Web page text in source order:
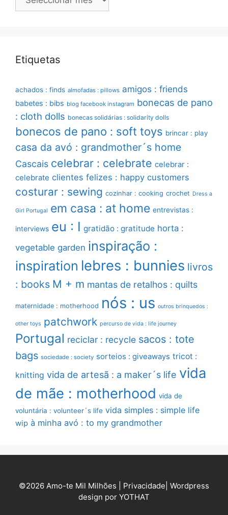
Etiquetas
achados : finds almofadas : pillows amigos : friends
babetes : bibs blog facebook instagram bonecas de pano
: cloth dolls bonecas solidárias : solidarity dolls
bonecos de pano : soft toys brincar : play
casa da avó : grandmother´s home
Cascais celebrar : celebrate celebrar :
celebrate clientes felizes : happy customers
costurar : sewing cozinhar : cooking crochet Dress a
Girl Portugal em casa : at home entrevistas :
interviews eu : I gratidão : gratitude horta :
vegetable garden inspiração :
inspiration lebres : bunnies livros
: books M + m mantas de retalhos : quilts
maternidade : motherhood nós : us outros brinquedos :
other toys patchwork percurso de vida : life journey
Portugal reciclar : recycle sacos : tote
bags sociedade : society sorteios : giveaways tricot :
knitting vida de artesã : a maker´s life vida
de mãe : motherhood vida de
voluntária : volunteer´s life vida simples : simple life
wip à minha avó : to my grandmother
©2026 Amo-te Mil Milhões | Privacidade Wordpress
design por YOTHAT